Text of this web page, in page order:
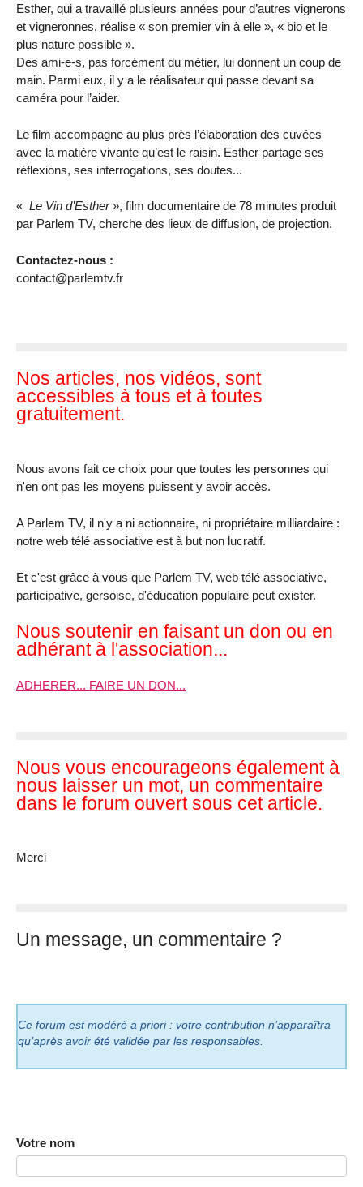
Esther, qui a travaillé plusieurs années pour d’autres vignerons
et vigneronnes, réalise « son premier vin à elle », « bio et le
plus nature possible ».
Des ami-e-s, pas forcément du métier, lui donnent un coup de
main. Parmi eux, il y a le réalisateur qui passe devant sa
caméra pour l’aider.
Le film accompagne au plus près l’élaboration des cuvées
avec la matière vivante qu’est le raisin. Esther partage ses
réflexions, ses interrogations, ses doutes...
« Le Vin d’Esther», film documentaire de 78 minutes produit
par Parlem TV, cherche des lieux de diffusion, de projection.
Contactez-nous :
contact@parlemtv.fr
Nos articles, nos vidéos, sont
accessibles à tous et à toutes
gratuitement.
Nous avons fait ce choix pour que toutes les personnes qui
n'en ont pas les moyens puissent y avoir accès.
A Parlem TV, il n'y a ni actionnaire, ni propriétaire milliardaire :
notre web télé associative est à but non lucratif.
Et c'est grâce à vous que Parlem TV, web télé associative,
participative, gersoise, d'éducation populaire peut exister.
Nous soutenir en faisant un don ou en
adhérant à l'association...
ADHERER... FAIRE UN DON...
Nous vous encourageons également à
nous laisser un mot, un commentaire
dans le forum ouvert sous cet article.
Merci
Un message, un commentaire ?
Ce forum est modéré a priori : votre contribution n’apparaîtra
qu’après avoir été validée par les responsables.
Votre nom